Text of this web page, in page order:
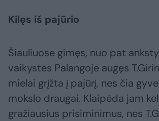
Kilęs iš pajūrio
Šiauliuose gimęs, nuo pat
vaikystės Palangoje augęs
mielai grįžta į pajūrį, nes čia
mokslo draugai. Klaipėda jam
gražiausius prisiminimus, nes